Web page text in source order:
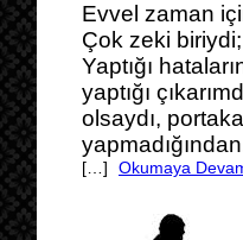
Evvel zaman
Çok zeki
Yaptığı
yaptığı
olsaydı,
[…]Okumaya